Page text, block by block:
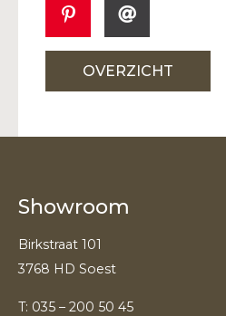
OVERZICHT
Showroom
Birkstraat 101
3768 HD Soest
T: 035 – 200 50 45